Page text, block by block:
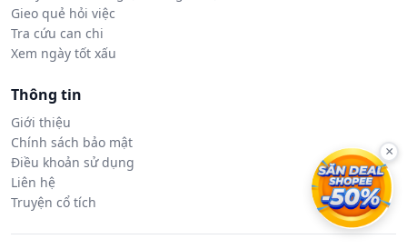
Gieo quẻ hỏi việc
Tra cứu can chi
Xem ngày tốt xấu
Thông tin
Giới thiệu
Chính sách bảo mật
Điều khoản sử dụng
Liên hệ
Truyện cổ tích
×